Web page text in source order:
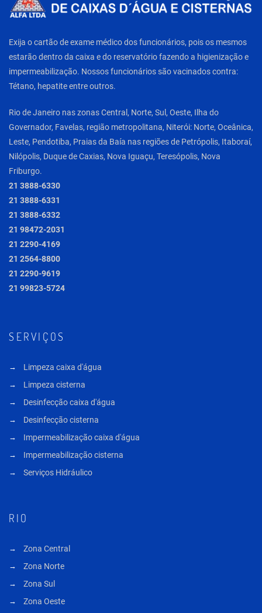
Exija o cartão de exame médico dos funcionários, pois os mesmos
estarão dentro da caixa e do reservatório fazendo a higienização e
impermeabilização. Nossos funcionários são vacinados contra:
Tétano, hepatite entre outros.
Rio de Janeiro nas zonas Central, Norte, Sul, Oeste, Ilha do
Governador, Favelas, região metropolitana, Niterói: Norte, Oceânica,
Leste, Pendotiba, Praias da Baía nas regiões de Petrópolis, Itaboraí,
Nilópolis, Duque de Caxias, Nova Iguaçu, Teresópolis, Nova
Friburgo.
21 3888-6330
21 3888-6331
21 3888-6332
21 98472-2031
21 2290-4169
21 2564-8800
21 2290-9619
21 99823-5724
SERVIÇOS
Limpeza caixa d'água
Limpeza cisterna
Desinfecção caixa d'água
Desinfecção cisterna
Impermeabilização caixa d'água
Impermeabilização cisterna
Serviços Hidráulico
RIO
Zona Central
Zona Norte
Zona Sul
Zona Oeste